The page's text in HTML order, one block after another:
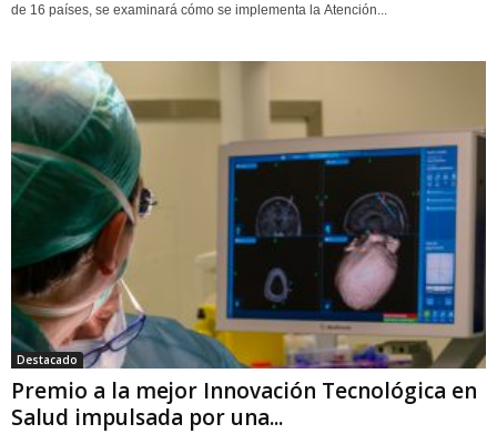
de 16 países, se examinará cómo se implementa la Atención...
Destacado
Premio a la mejor Innovación Tecnológica en
Salud impulsada por una...